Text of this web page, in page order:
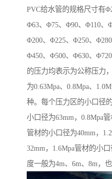
PVC给水管的规格尺寸有
Φ63、Φ75、Φ90、Φ110、
Φ200、Φ225、Φ250、
Φ450、Φ500、Φ630、
的压力均表示为公称压力
为0.63Mpa、0.8Mpa、
种。每个压力区的小口径
小口径为63mm，0.8Mpa
管材的小口径为40mm，
32mm，1.6Mpa管材的小
度一般为4m、6m、8m，